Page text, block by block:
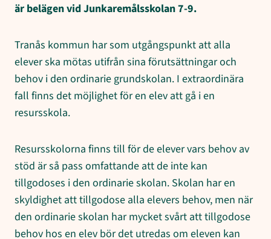
är belägen vid Junkaremålsskolan 7-9.
Tranås kommun har som utgångspunkt att alla
elever ska mötas utifrån sina förutsättningar och
behov i den ordinarie grundskolan. I extraordinära
fall finns det möjlighet för en elev att gå i en
resursskola.
Resursskolorna finns till för de elever vars behov av
stöd är så pass omfattande att de inte kan
tillgodoses i den ordinarie skolan. Skolan har en
skyldighet att tillgodose alla elevers behov, men när
den ordinarie skolan har mycket svårt att tillgodose
behov hos en elev bör det utredas om eleven kan